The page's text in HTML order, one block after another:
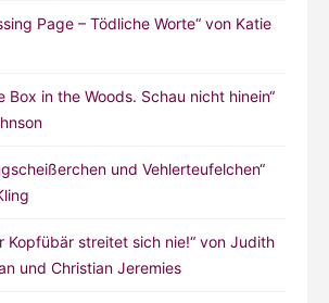
Page – Tödliche Worte“ von Katie
Box in the Woods. Schau nicht hinein“
und Vehlerteufelchen“
Kopfübär streitet sich nie!“ von Judith
und Christian Jeremies